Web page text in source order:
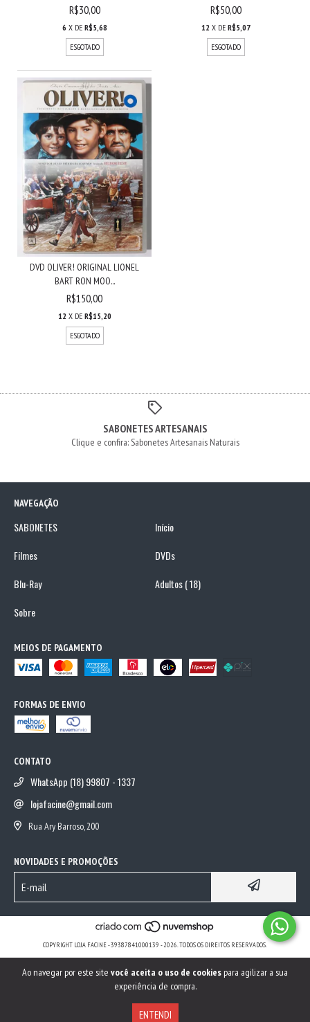
Ao navegar por este site você aceita o uso de cookies para agilizar a sua
experiência de compra.
ENTENDI
R$30,00
6 X DE R$5,68
ESGOTADO
R$50,00
12 X DE R$5,07
ESGOTADO
DVD OLIVER! ORIGINAL LIONEL
BART RON MOO...
R$150,00
12 X DE R$15,20
ESGOTADO
SABONETES ARTESANAIS
Clique e confira: Sabonetes Artesanais Naturais
NAVEGAÇÃO
SABONETES
Início
Filmes
DVDs
Blu-Ray
Adultos ( 18)
Sobre
MEIOS DE PAGAMENTO
FORMAS DE ENVIO
CONTATO
WhatsApp (18) 99807 - 1337
lojafacine@gmail.com
Rua Ary Barroso, 200
NOVIDADES E PROMOÇÕES
COPYRIGHT LOJA FACINE - 39387841000139 - 2026. TODOS OS DIREITOS RESERVADOS.